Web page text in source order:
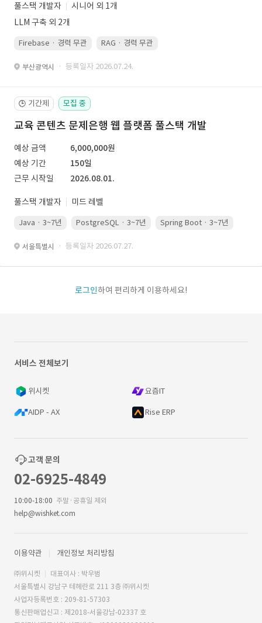
풀스택 개발자
시니어 외 1개
LLM 구축 외 2개
Firebase · 경력 무관 RAG · 경력 무관
부산광역시 · 등록일자 2026.07.24.
🕒 기간제 모집 중
교육 콘텐츠 문제은행 웹 플랫폼 풀스택 개발
예상 금액
6,000,000원
예상 기간
150일
근무 시작일
2026.08.01.
풀스택 개발자 미드 레벨
Java · 3~7년 PostgreSQL · 3~7년 Spring Boot · 3~7년
서울특별시 · 등록일자 2026.07.27.
로그인하여 편리하게 이용하세요!
서비스 전체보기
위시켓 요즘IT
AIDP - AX Rise ERP
고객 문의
02-6925-4849
10:00-18:00 주말·공휴일 제외
help@wishket.com
이용약관 개인정보 처리방침
㈜위시켓
대표이사 : 박우범
서울특별시 강남구 테헤란로 211 3층 ㈜위시켓
사업자등록번호 : 209-81-57303
통신판매업신고 : 제2018-서울강남-02337 호